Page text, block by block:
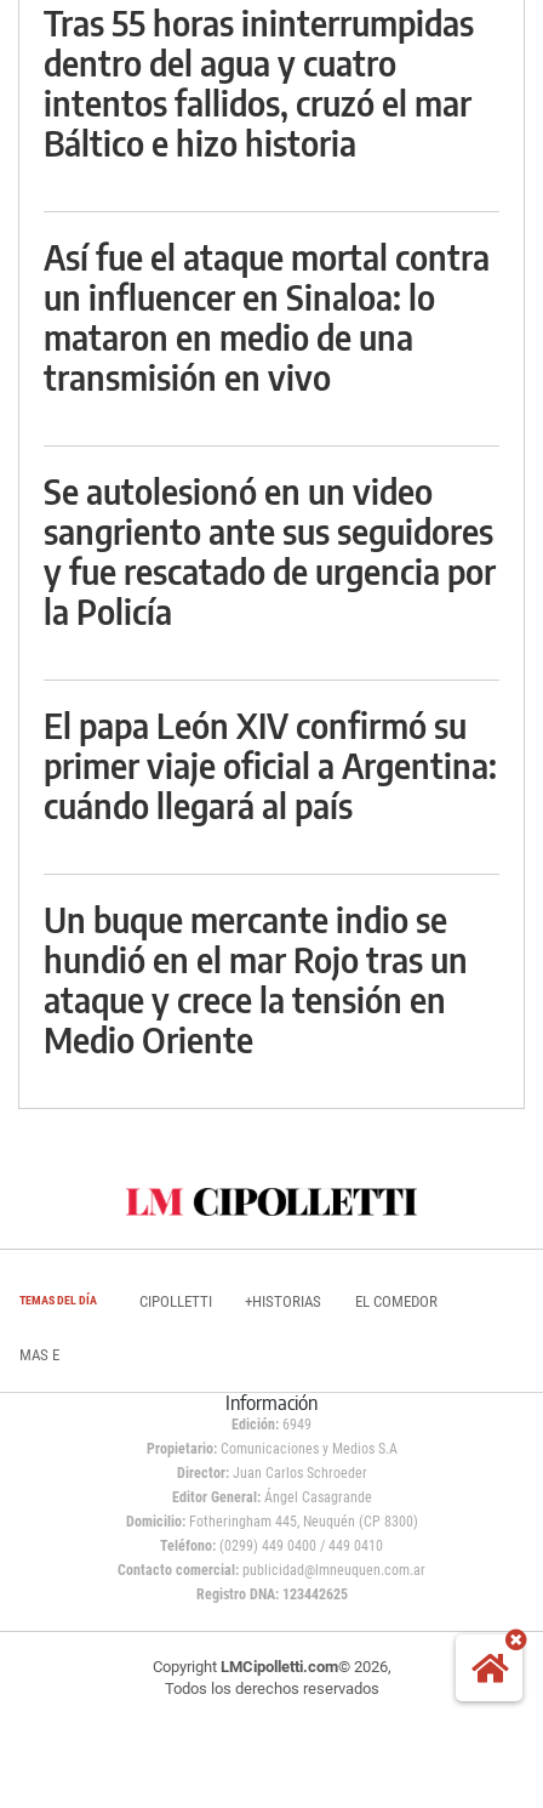
Tras 55 horas ininterrumpidas
dentro del agua y cuatro
intentos fallidos, cruzó el mar
Báltico e hizo historia
Así fue el ataque mortal contra
un influencer en Sinaloa: lo
mataron en medio de una
transmisión en vivo
Se autolesionó en un video
sangriento ante sus seguidores
y fue rescatado de urgencia por
la Policía
El papa León XIV confirmó su
primer viaje oficial a Argentina:
cuándo llegará al país
Un buque mercante indio se
hundió en el mar Rojo tras un
ataque y crece la tensión en
Medio Oriente
TEMAS DEL DÍA CIPOLLETTI +HISTORIAS EL COMEDOR
MAS E
Información
Edición: 6949
Propietario:Comunicaciones y Medios S.A
Director: Juan Carlos Schroeder
Editor General:Ángel Casagrande
Domicilio:Fotheringham 445, Neuquén (CP 8300)
Teléfono: (0299) 449 0400 / 449 0410
Contacto comercial: publicidad@lmneuquen.com.ar
Registro DNA: 123442625
Copyright LMCipolletti.com© 2026,
Todos los derechos reservados